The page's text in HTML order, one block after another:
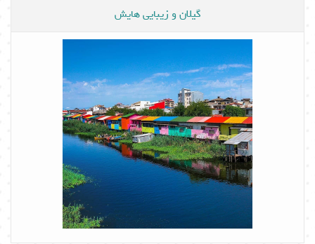
گیلان و زیبایی هایش